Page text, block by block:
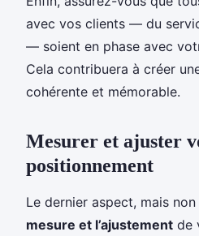
avec vos clients — du
— soient en phase avec
Cela contribuera à créer
cohérente et mémorable.
Mesurer et ajuster
positionnement
Le dernier aspect, mais
mesure et l’ajustement de